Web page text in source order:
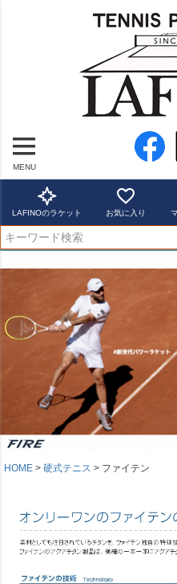
MENU
LAFINOのラケット お気に入り
HOME 硬式テニス ファイテン